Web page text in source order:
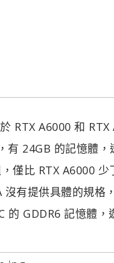
RTX A6000 和
有 24GB 的記憶體
僅比 RTX A6000
有提供具體的規
的 GDDR6 記憶體，